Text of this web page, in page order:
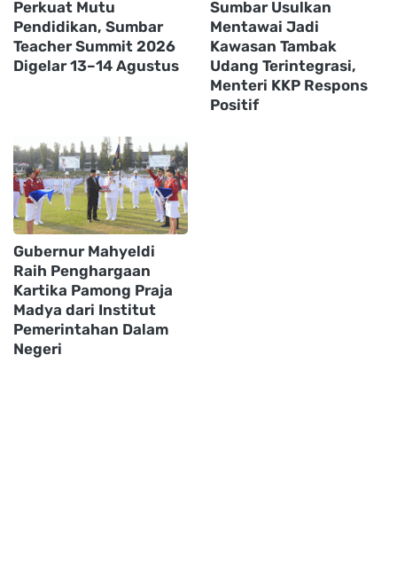
Perkuat Mutu
Pendidikan, Sumbar
Teacher Summit 2026
Digelar 13–14 Agustus
Sumbar Usulkan
Mentawai Jadi
Kawasan Tambak
Udang Terintegrasi,
Menteri KKP Respons
Positif
Gubernur Mahyeldi
Raih Penghargaan
Kartika Pamong Praja
Madya dari Institut
Pemerintahan Dalam
Negeri